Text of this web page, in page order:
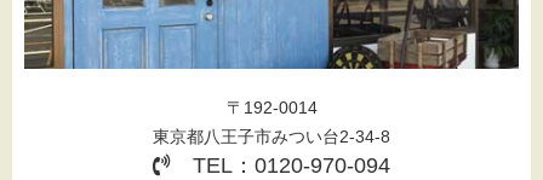
〒192-0014
東京都八王子市みつい台2-34-8
TEL：0120-970-094